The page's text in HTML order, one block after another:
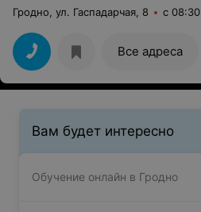
Гродно, ул. Гаспадарчая, 8 с 08:30
Все адреса
Вам будет интересно
Обучение онлайн в Гродно